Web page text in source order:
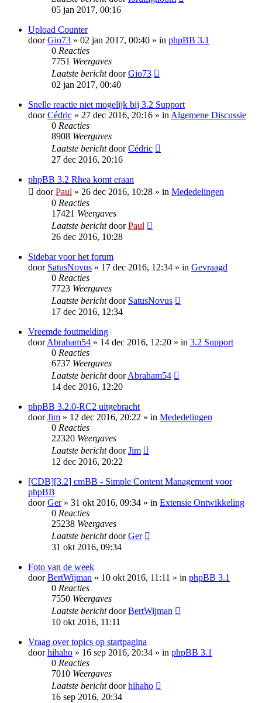
05 jan 2017, 00:16
Upload Counter
doorGio73 » 02 jan 2017, 00:40 » in phpBB 3.1
0 Reacties
7751 Weergaves
Laatste berichtdoorGio73
02 jan 2017, 00:40
Snelle reactie niet mogelijk bij 3.2 Support
doorCédric » 27 dec 2016, 20:16 » inAlgemene Discussie
0 Reacties
8908 Weergaves
Laatste berichtdoorCédric
27 dec 2016, 20:16
phpBB 3.2 Rhea komt eraan
doorPaul » 26 dec 2016, 10:28 » in Mededelingen
0 Reacties
17421 Weergaves
Laatste berichtdoorPaul
26 dec 2016, 10:28
Sidebar voor het forum
door SatusNovus » 17 dec 2016, 12:34 » in Gevraagd
0 Reacties
7723 Weergaves
Laatste berichtdoor SatusNovus
17 dec 2016, 12:34
Vreemde foutmelding
doorAbraham54 » 14 dec 2016, 12:20 » in 3.2 Support
0 Reacties
6737 Weergaves
Laatste berichtdoorAbraham54
14 dec 2016, 12:20
phpBB 3.2.0-RC2 uitgebracht
doorJim » 12 dec 2016, 20:22 » in Mededelingen
0 Reacties
22320 Weergaves
Laatste berichtdoorJim
12 dec 2016, 20:22
[CDB][3.2] cmBB - Simple Content Management voor
phpBB
doorGer» 31 okt 2016, 09:34 » in Extensie Ontwikkeling
0 Reacties
25238 Weergaves
Laatste berichtdoorGer
31 okt 2016, 09:34
Foto van de week
doorBertWijman » 10 okt 2016, 11:11 » in phpBB 3.1
0 Reacties
7550 Weergaves
Laatste berichtdoorBertWijman
10 okt 2016, 11:11
Vraag over topics op startpagina
doorhihaho » 16 sep 2016, 20:34 » in phpBB 3.1
0 Reacties
7010 Weergaves
Laatste berichtdoorhihaho
16 sep 2016, 20:34